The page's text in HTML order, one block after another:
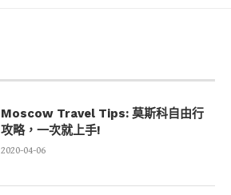
Moscow Travel Tips: 莫斯科自由行
攻略，一次就上手!
2020-04-06